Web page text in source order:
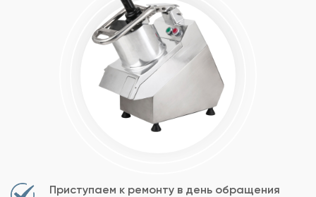
Приступаем к ремонту в день обращения